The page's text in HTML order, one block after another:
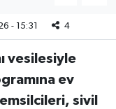
- 15:31 4
vesilesiyle
ev
sivil